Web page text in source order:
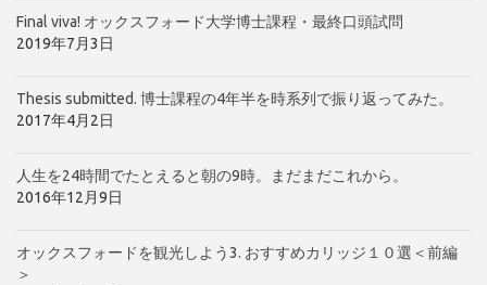
Final viva! オックスフォード大学博士課程・最終口頭試問
2019年7月3日
Thesis submitted. 博士課程の4年半を時系列で振り返ってみた。
2017年4月2日
人生を24時間でたとえると朝の9時。まだまだこれから。
2016年12月9日
オックスフォードを観光しよう3. おすすめカリッジ１０選＜前編
＞